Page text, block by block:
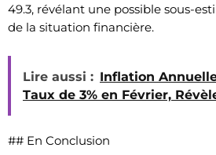
49.3, révélant une possible sous-
de la situation financière.
Lire aussi : Inflation
Taux de 3% en Février,
## En Conclusion